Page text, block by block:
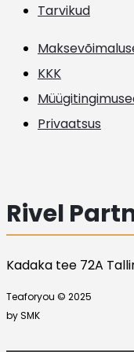
Tarvikud
KKK
Privaatsus
Rivel
Kadaka tee 72A
Teaforyou © 2025
by SMK